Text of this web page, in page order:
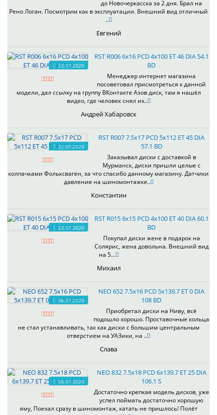
до Новочеркасска за 2 дня. Брал на
Рено Логан. Посмотрим как в эксплуатации. Внешний вид отличный
..
Евгений
22.07.2020
RST R006 6x16 PCD 4x100 ET 46 DIA 54.1
BD
Менеджер интернет магазина
посоветовал присмотреться к данной
модели, дал ссылку на группу ВКонтакте Азов диск, там я нашёл
видео, где человек снял их..
Андрей Хабаровск
22.07.2020
RST R007 7.5x17 PCD 5x112 ET 45 DIA
57.1 BD
Заказывал диски с доставкой в
Мурманск, диски пришли целые с
колпачками Фольксваген, за что спасибо данному магазину. Датчики
давления на шиномонтажке..
Константин
22.07.2020
RST R015 6x15 PCD 4x100 ET 40 DIA 60.1
BD
Покупал диски жене в подарок на
Солярис, жена довольна. Внешний вид
на 5...
Михаил
06.07.2020
NEO 652 7.5x16 PCD 5x139.7 ET 0 DIA
108 BD
Приобретал диски на Ниву, всё
подошло хорошо. Проставочные кольца
не стал устанавливать, так как диски с большим центральным
отверстием на УАЗики, на ..
Слава
06.07.2020
NEO 832 7.5x18 PCD 6x139.7 ET 25 DIA
106.1 S
Достаточно крепкая модель дисков, уже
успел поймать достаточно хорошую
яму, Поехал сразу в шиномонтаж, катать не пришлось! Полёт